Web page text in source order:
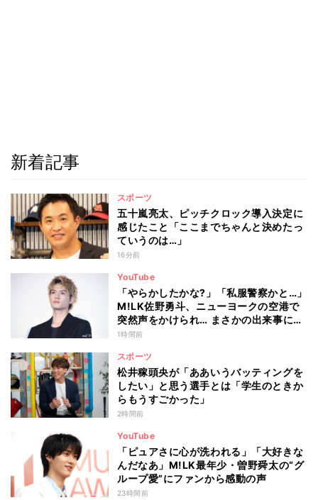
新着記事
スポーツ
五十嵐亮太、ピッチクロック導入決定に
感じたこと「ここまでちゃんと決めたっ
ていうのは…」
16分前
YouTube
「やらかしたかな?」「私服警察かと…」
M!LK佐野勇斗、ニューヨークの空港で
突然声をかけられ… まさかの出来事に驚
き
1時間前
スポーツ
松井稼頭央が「ああいうバッティングを
したい」と思う選手とは「学生のときか
らもうすごかった」
2時間前
YouTube
「ピュアさに心が洗われる」「大好きな
んだなあ」M!LK最年少・曽野舜太の“グ
ループ愛”にファンから感動の声
23時間前